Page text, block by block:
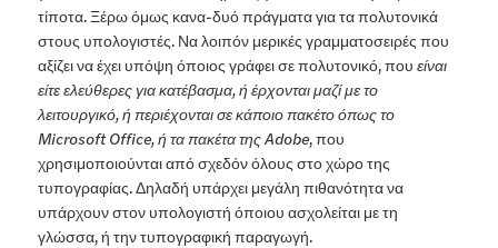
τίποτα. Ξέρω όμως κανα-δυό πράγματα για τα πολυτονικά
στους υπολογιστές. Να λοιπόν μερικές γραμματοσειρές που
αξίζει να έχει υπόψη όποιος γράφει σε πολυτονικό, πουείναι
είτε ελεύθερες για κατέβασμα, ή έρχονται μαζί με το
λειτουργικό, ή περιέχονται σε κάποιο πακέτο όπως το
Microsoft Office, ή τα πακέτα της Adobe, που
χρησιμοποιούνται από σχεδόν όλους στο χώρο της
τυπογραφίας. Δηλαδή υπάρχει μεγάλη πιθανότητα να
υπάρχουν στον υπολογιστή όποιου ασχολείται με τη
γλώσσα, ή την τυπογραφική παραγωγή.